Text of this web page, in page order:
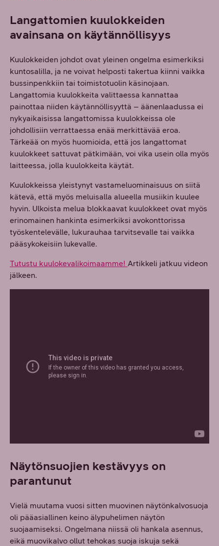
Langattomien kuulokkeiden
avainsana on käytännöllisyys
Kuulokkeiden johdot ovat yleinen ongelma esimerkiksi
kuntosalilla, ja ne voivat helposti takertua kiinni vaikka
bussinpenkkiin tai toimistotuolin käsinojaan.
Langattomia kuulokkeita valittaessa kannattaa
painottaa niiden käytännöllisyyttä – äänenlaadussa ei
nykyaikaisissa langattomissa kuulokkeissa ole
johdollisiin verrattaessa enää merkittävää eroa.
Tärkeää on myös huomioida, että jos langattomat
kuulokkeet sattuvat pätkimään, voi vika usein olla myös
laitteessa, jolla kuulokkeita käytät.
Kuulokkeissa yleistynyt vastameluominaisuus on siitä
kätevä, että myös meluisalla alueella musiikin kuulee
hyvin. Ulkoista melua blokkaavat kuulokkeet ovat myös
erinomainen hankinta esimerkiksi avokonttorissa
työskentelevälle, lukurauhaa tarvitsevalle tai vaikka
pääsykokeisiin lukevalle.
Tutustu kuulokevalikoimaamme! Artikkeli jatkuu videon
jälkeen.
Näytönsuojien kestävyys on
parantunut
Vielä muutama vuosi sitten muovinen näytönkalvosuoja
oli pääasiallinen keino älypuhelimen näytön
suojaamiseksi. Ongelmana niissä oli hankala asennus,
eikä muovikalvo ollut tehokas suoja iskuja sekä